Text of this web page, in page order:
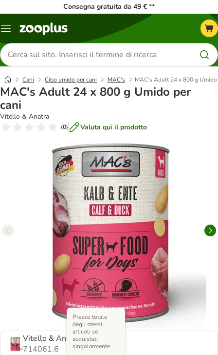
Consegna gratuita da 49 € **
Overview
Cerca
prodotti
Cani Cibo umido per cani MAC's MAC's Adult 24 x 800 g Umido
MAC's Adult 24 x 800 g Umido per
cani
Vitello & Anatra
(0) Valuta qui il prodotto
Vitello & Anatra
714061.6
Prezzo totale
degli stessi
articoli se
acquistati
singolarmente